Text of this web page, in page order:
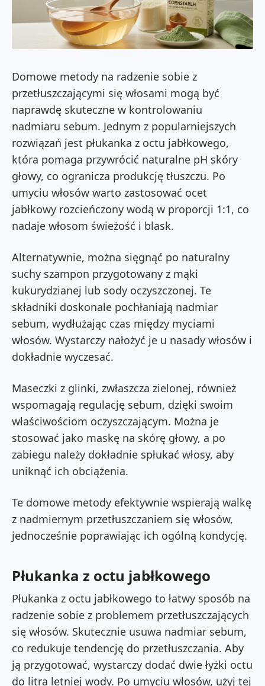
Domowe metody na radzenie sobie z
przetłuszczającymi się włosami mogą być
naprawdę skuteczne w kontrolowaniu
nadmiaru sebum. Jednym z popularniejszych
rozwiązań jest płukanka z octu jabłkowego,
która pomaga przywrócić naturalne pH skóry
głowy, co ogranicza produkcję tłuszczu. Po
umyciu włosów warto zastosować ocet
jabłkowy rozcieńczony wodą w proporcji 1:1, co
nadaje włosom świeżość i blask.
Alternatywnie, można sięgnąć po naturalny
suchy szampon przygotowany z mąki
kukurydzianej lub sody oczyszczonej. Te
składniki doskonale pochłaniają nadmiar
sebum, wydłużając czas między myciami
włosów. Wystarczy nałożyć je u nasady włosów i
dokładnie wyczesać.
Maseczki z glinki, zwłaszcza zielonej, również
wspomagają regulację sebum, dzięki swoim
właściwościom oczyszczającym. Można je
stosować jako maskę na skórę głowy, a po
zabiegu należy dokładnie spłukać włosy, aby
uniknąć ich obciążenia.
Te domowe metody efektywnie wspierają walkę
z nadmiernym przetłuszczaniem się włosów,
jednocześnie poprawiając ich ogólną kondycję.
Płukanka z octu jabłkowego
Płukanka z octu jabłkowego to łatwy sposób na
radzenie sobie z problemem przetłuszczających
się włosów. Skutecznie usuwa nadmiar sebum,
co redukuje tendencję do przetłuszczania. Aby
ją przygotować, wystarczy dodać dwie łyżki octu
do litra letniej wody. Po umyciu włosów, użyj tej